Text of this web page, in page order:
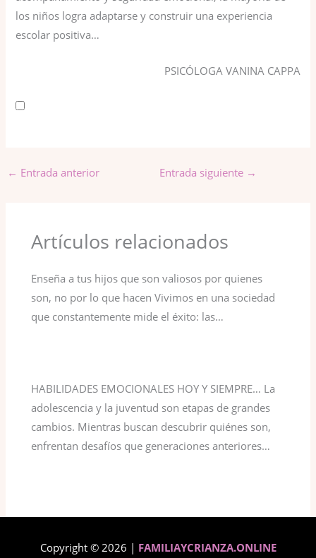
los niños logra adaptarse y construir una experiencia
escolar positiva…
PSICÓLOGA VANINA CAPPA
← Entrada anterior Entrada siguiente →
Artículos relacionados
Enseña a tus hijos que son valiosos por quienes
son, no por lo que hacen Vivimos en una sociedad
que constantemente mide el éxito: las…
HABILIDADES EMOCIONALES HOY Y SIEMPRE… La
adolescencia y la juventud son etapas de grandes
cambios. Mientras buscan descubrir quiénes son,
enfrentan desafíos que generaciones anteriores…
Copyright © 2026 | FAMILIAYCRIANZA.ONLINE